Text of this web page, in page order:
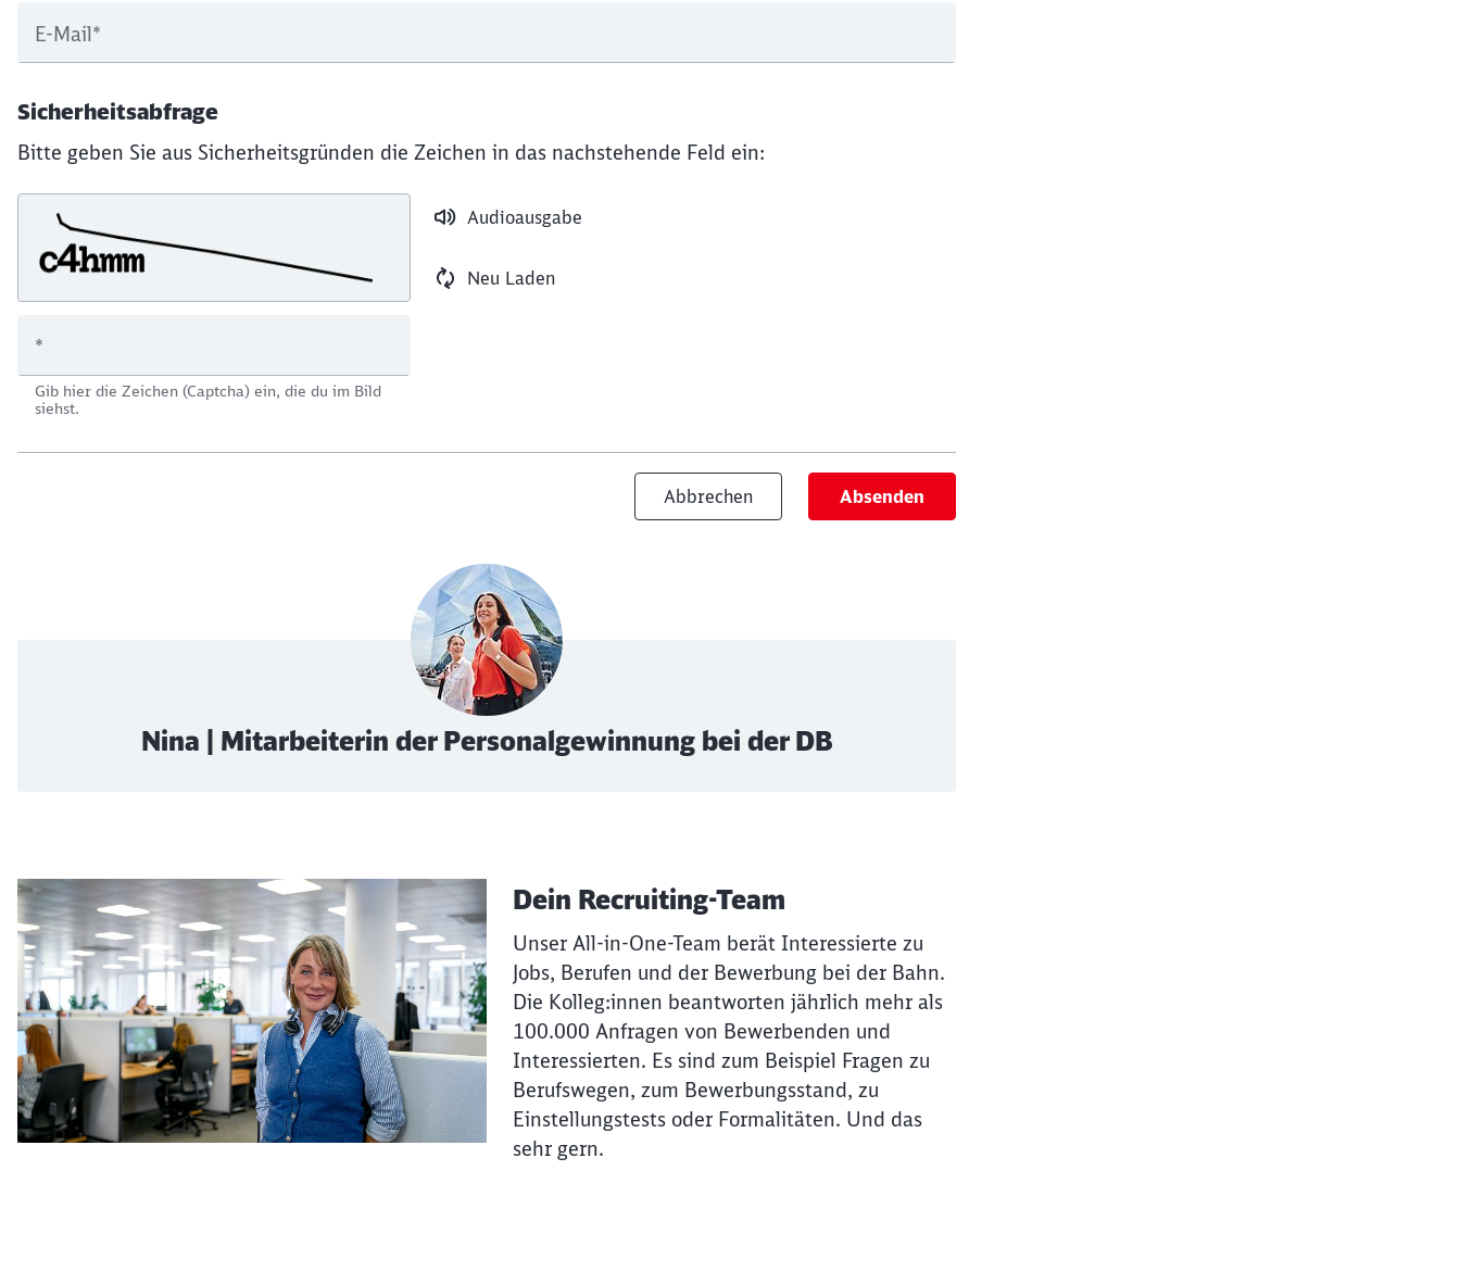
E-Mail*
Sicherheitsabfrage
Bitte geben Sie aus Sicherheitsgründen die Zeichen in das nachstehende Feld ein:
Audioausgabe
Neu Laden
*
Gib hier die Zeichen (Captcha) ein, die du im Bild
siehst.
Abbrechen Absenden
Nina | Mitarbeiterin der Personalgewinnung bei der DB
Dein Recruiting-Team
Unser All-in-One-Team berät Interessierte zu
Jobs, Berufen und der Bewerbung bei der Bahn.
Die Kolleg:innen beantworten jährlich mehr als
100.000 Anfragen von Bewerbenden und
Interessierten. Es sind zum Beispiel Fragen zu
Berufswegen, zum Bewerbungsstand, zu
Einstellungstests oder Formalitäten. Und das
sehr gern.